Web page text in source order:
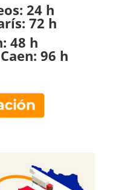
24 h
72 h
48 h
96 h